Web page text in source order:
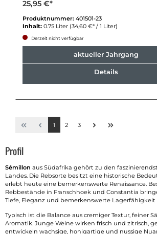
25,95 €*
Produktnummer: 401501-23
Inhalt: 0.75 Liter (34,60 €* / 1 Liter)
Derzeit nicht verfügbar
aktueller Jahrgang
Details
1 2 3
Profil
Sémillon aus Südafrika gehört zu den
Landes. Die Rebsorte besitzt eine historische
erlebt heute eine bemerkenswerte Renaissance.
Rebbestände in Franschhoek und Constantia
Tiefe, Eleganz und bemerkenswerte Lagerfähigkeit
Typisch ist die Balance aus cremiger Textur, feiner
Aromatik. Junge Weine wirken frisch und zitrisch,
entwickeln wachsige, honigartige und nussige